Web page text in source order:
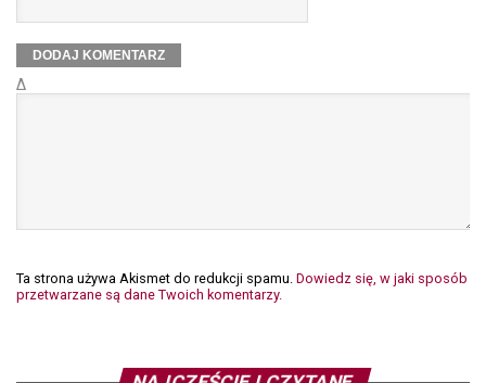
Δ
Ta strona używa Akismet do redukcji spamu. Dowiedz się, w jaki sposób
przetwarzane są dane Twoich komentarzy.